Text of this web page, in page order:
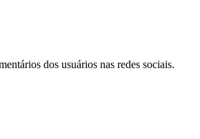
dos usuários nas redes sociais.